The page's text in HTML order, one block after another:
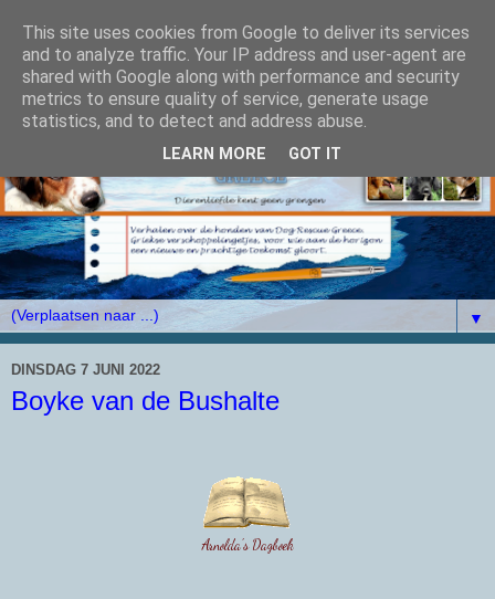
▼
DINSDAG 7 JUNI 2022
Boyke van de Bushalte
Arnolda's Dagboek
This site uses cookies from Google to deliver its services
and to analyze traffic. Your IP address and user-agent are
shared with Google along with performance and security
metrics to ensure quality of service, generate usage
statistics, and to detect and address abuse.
LEARN MORE GOT IT